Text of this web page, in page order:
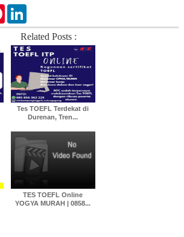
P
n
L
n
k
e
d
n
Related Posts :
Tes TOEFL Terdekat di
Durenan, Tren...
TES TOEFL Online
YOGYA MURAH | 0858...